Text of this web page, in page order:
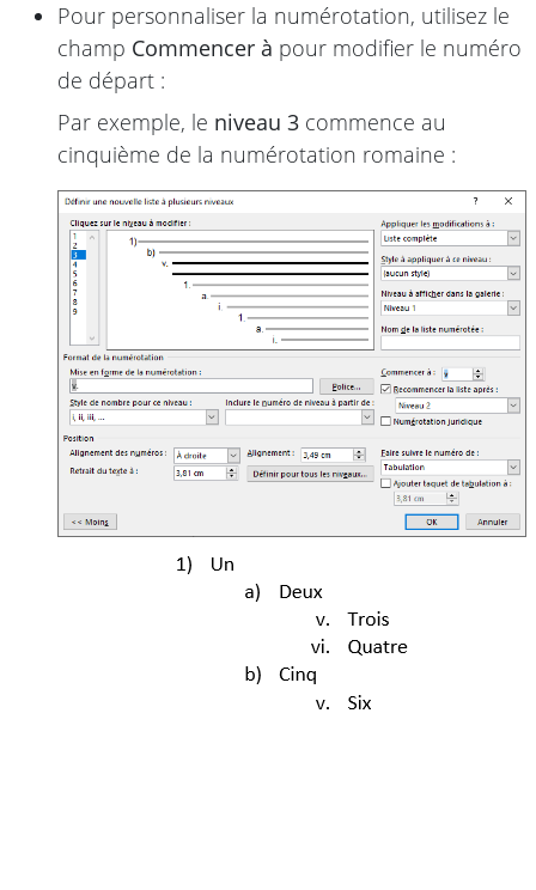
Pour personnaliser la numérotation, utilisez le
champ Commencer à pour modifier le numéro
de départ :
Par exemple, le niveau 3 commence au
cinquième de la numérotation romaine :